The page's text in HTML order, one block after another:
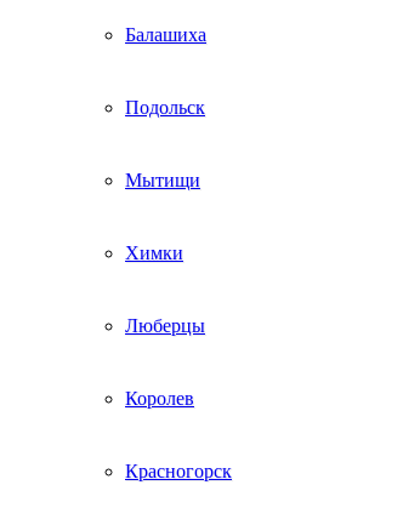
Балашиха
Подольск
Мытищи
Химки
Люберцы
Королев
Красногорск